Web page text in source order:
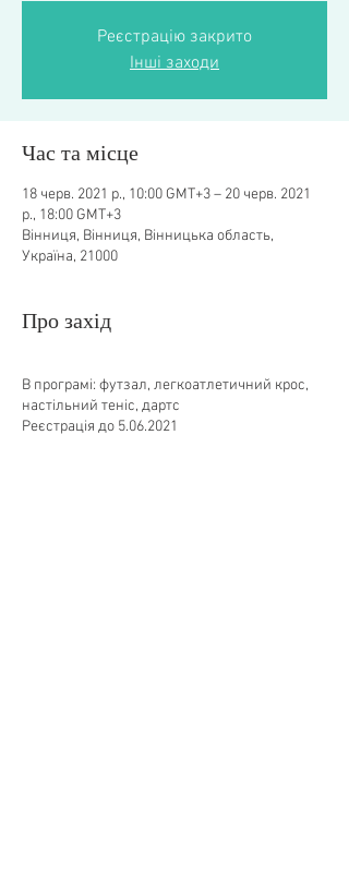
Реєстрацію закрито
Інші заходи
Час та місце
18 черв. 2021 р., 10:00 GMT+3 – 20 черв. 2021
р., 18:00 GMT+3
Вінниця, Вінниця, Вінницька область,
Україна, 21000
Про захід
В програмі: футзал, легкоатлетичний крос,
настільний теніс, дартс
Реєстрація до 5.06.2021